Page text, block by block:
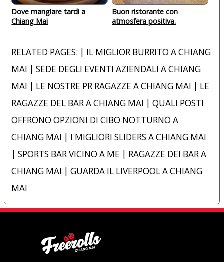
Dove mangiare tardi a
Chiang Mai
Buon ristorante con
atmosfera positiva.
RELATED PAGES: | IL MIGLIOR BURRITO A CHIANG
MAI |SEDE DEGLI EVENTI AZIENDALI A CHIANG
MAI | LE NOSTRE PR RAGAZZE A CHIANG MAI | LE
RAGAZZE DEL BAR A CHIANG MAI |QUALI POSTI
OFFRONO OPZIONI DI CIBO NOTTURNO A
CHIANG MAI | I MIGLIORI SLIDERS A CHIANG MAI
|SPORTS BAR VICINO A ME | RAGAZZE DEI BAR A
CHIANG MAI |GUARDA IL LIVERPOOL A CHIANG
MAI